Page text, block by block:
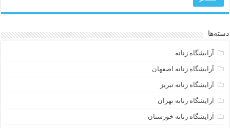
دسته‌ها
آرایشگاه زنانه
آرایشگاه زنانه اصفهان
آرایشگاه زنانه تبریز
آرایشگاه زنانه تهران
آرایشگاه زنانه خوزستان